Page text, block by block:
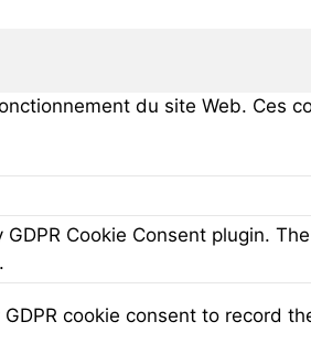
du site Web. Ces
Cookie Consent plugin.
cookie consent to record